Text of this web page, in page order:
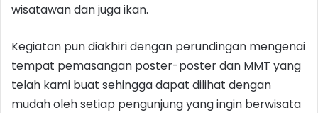
wisatawan dan juga ikan.
Kegiatan pun diakhiri dengan perundingan mengenai
tempat pemasangan poster-poster dan MMT yang
telah kami buat sehingga dapat dilihat dengan
mudah oleh setiap pengunjung yang ingin berwisata